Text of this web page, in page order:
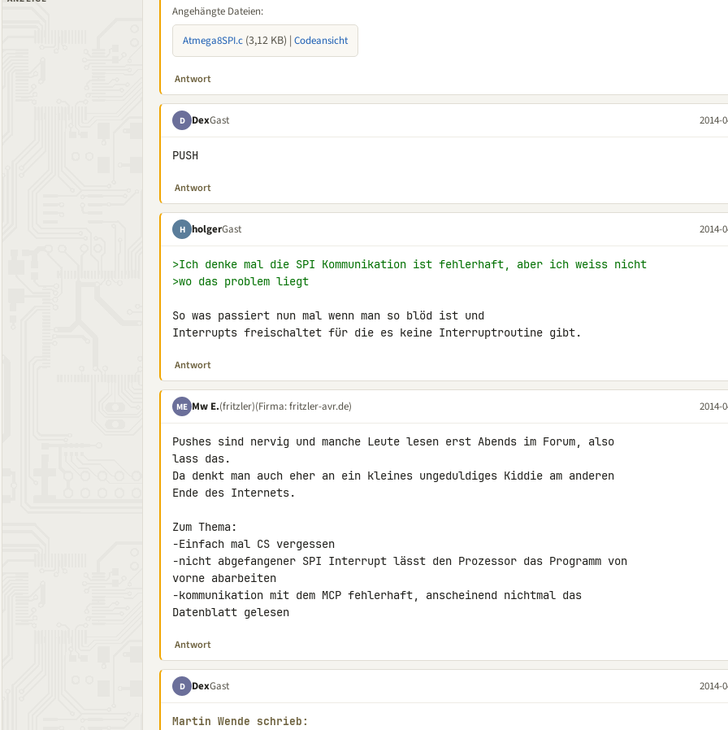
Angehängte Dateien:
Atmega8SPI.c (3,12 KB) | Codeansicht
Antwort
D DexGast 2014-
PUSH
Antwort
H holgerGast 2014-
>Ich denke mal die SPI Kommunikation ist fehlerhaft, aber ich weiss nicht
>wo das problem liegt
So was passiert nun mal wenn man so blöd ist und
Interrupts freischaltet für die es keine Interruptroutine gibt.
Antwort
ME Mw E.(fritzler)(Firma: fritzler-avr.de) 2014-
Pushes sind nervig und manche Leute lesen erst Abends im Forum, also
lass das.
Da denkt man auch eher an ein kleines ungeduldiges Kiddie am anderen
Ende des Internets.
Zum Thema:
-Einfach mal CS vergessen
-nicht abgefangener SPI Interrupt lässt den Prozessor das Programm von
vorne abarbeiten
-kommunikation mit dem MCP fehlerhaft, anscheinend nichtmal das
Datenblatt gelesen
Antwort
D DexGast 2014-
Martin Wende schrieb: